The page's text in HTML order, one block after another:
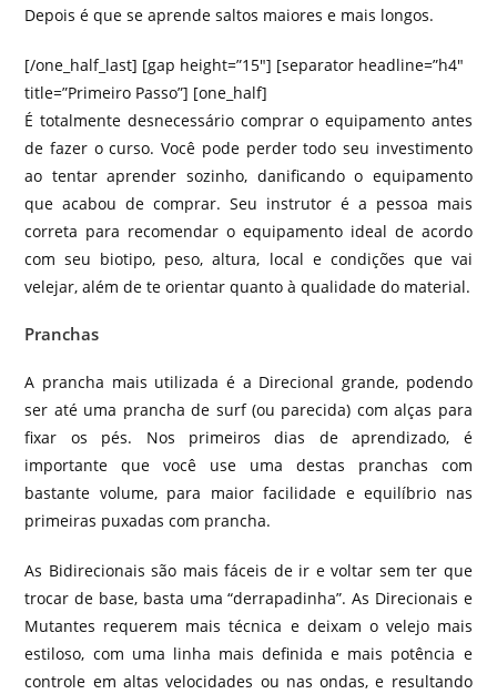
Depois é que se aprende saltos maiores e mais longos.
[/one_half_last] [gap height=”15″] [separator headline=”h4″
title=”Primeiro Passo”] [one_half]
É totalmente desnecessário comprar o equipamento antes
de fazer o curso. Você pode perder todo seu investimento
ao tentar aprender sozinho, danificando o equipamento
que acabou de comprar. Seu instrutor é a pessoa mais
correta para recomendar o equipamento ideal de acordo
com seu biotipo, peso, altura, local e condições que vai
velejar, além de te orientar quanto à qualidade do material.
Pranchas
A prancha mais utilizada é a Direcional grande, podendo
ser até uma prancha de surf (ou parecida) com alças para
fixar os pés. Nos primeiros dias de aprendizado, é
importante que você use uma destas pranchas com
bastante volume, para maior facilidade e equilíbrio nas
primeiras puxadas com prancha.
As Bidirecionais são mais fáceis de ir e voltar sem ter que
trocar de base, basta uma “derrapadinha”. As Direcionais e
Mutantes requerem mais técnica e deixam o velejo mais
estiloso, com uma linha mais definida e mais potência e
controle em altas velocidades ou nas ondas, e resultando